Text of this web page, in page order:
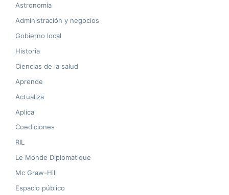
Astronomía
Administración y negocios
Gobierno local
Historia
Ciencias de la salud
Aprende
Actualiza
Aplica
Coediciones
RIL
Le Monde Diplomatique
Mc Graw-Hill
Espacio público